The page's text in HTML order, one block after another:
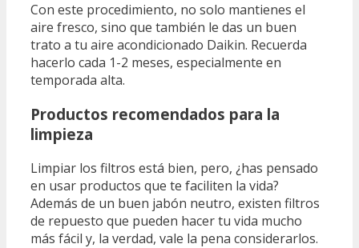
Con este procedimiento, no solo mantienes el
aire fresco, sino que también le das un buen
trato a tu aire acondicionado Daikin. Recuerda
hacerlo cada 1-2 meses, especialmente en
temporada alta.
Productos recomendados para la
limpieza
Limpiar los filtros está bien, pero, ¿has pensado
en usar productos que te faciliten la vida?
Además de un buen jabón neutro, existen filtros
de repuesto que pueden hacer tu vida mucho
más fácil y, la verdad, vale la pena considerarlos.